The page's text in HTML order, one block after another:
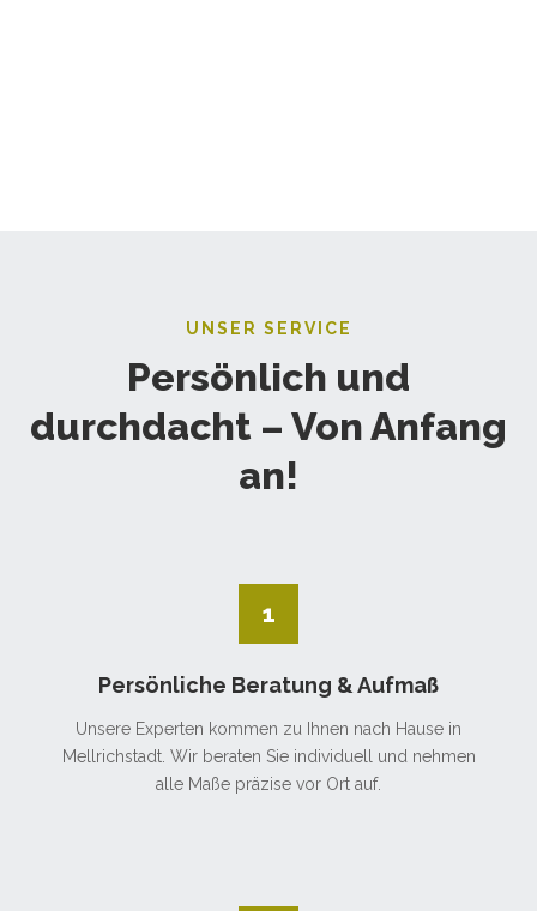
UNSER SERVICE
Persönlich und
durchdacht – Von Anfang
an!
1
Persönliche Beratung & Aufmaß
Unsere Experten kommen zu Ihnen nach Hause in
Mellrichstadt. Wir beraten Sie individuell und nehmen
alle Maße präzise vor Ort auf.